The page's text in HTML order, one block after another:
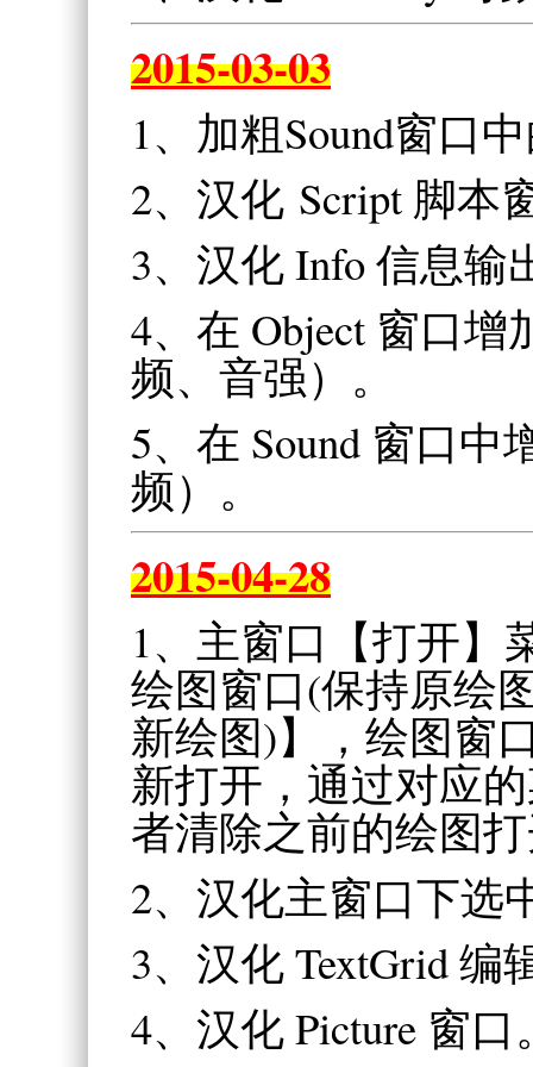
2015-03-03
1、加粗Sound窗口
2、汉化 Script 脚本
3、汉化 Info 信息输
4、在 Object 窗口
频、音强）。
5、在 Sound 窗口
频）。
2015-04-28
1、主窗口【打开】
绘图窗口(保持原绘
新绘图)】，绘图窗
新打开，通过对应
者清除之前的绘图
2、汉化主窗口下选
3、汉化 TextGrid 编
4、汉化 Picture 窗口